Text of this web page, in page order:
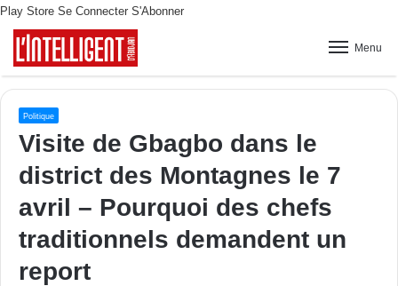
Play Store Se Connecter S'Abonner
Menu
Politique
Visite de Gbagbo dans le
district des Montagnes le 7
avril – Pourquoi des chefs
traditionnels demandent un
report